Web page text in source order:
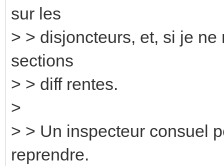
sur les
> > disjoncteurs, et, si je
sections
> > diff rentes.
>
> > Un inspecteur consuel
reprendre.